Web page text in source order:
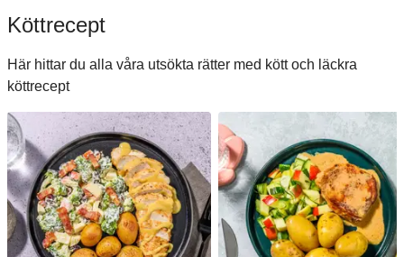
Köttrecept
Här hittar du alla våra utsökta rätter med kött och läckra
köttrecept